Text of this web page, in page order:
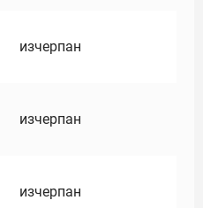
изчерпан
изчерпан
изчерпан